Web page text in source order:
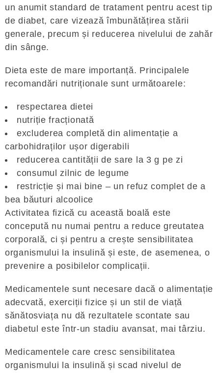
un anumit standard de tratament pentru acest tip
de diabet, care vizează îmbunătățirea stării
generale, precum și reducerea nivelului de zahăr
din sânge.
Dieta este de mare importanță. Principalele
recomandări nutriționale sunt următoarele:
respectarea dietei
nutriție fracționată
excluderea completă din alimentație a
carbohidraților ușor digerabili
reducerea cantității de sare la 3 g pe zi
consumul zilnic de legume
restricție și mai bine – un refuz complet de a
bea băuturi alcoolice
Activitatea fizică cu această boală este
concepută nu numai pentru a reduce greutatea
corporală, ci și pentru a crește sensibilitatea
organismului la insulină și este, de asemenea, o
prevenire a posibilelor complicații.
Medicamentele sunt necesare dacă o alimentație
adecvată, exerciții fizice și un stil de viață
sănătosviața nu dă rezultatele scontate sau
diabetul este într-un stadiu avansat, mai târziu.
Medicamentele care cresc sensibilitatea
organismului la insulină și scad nivelul de